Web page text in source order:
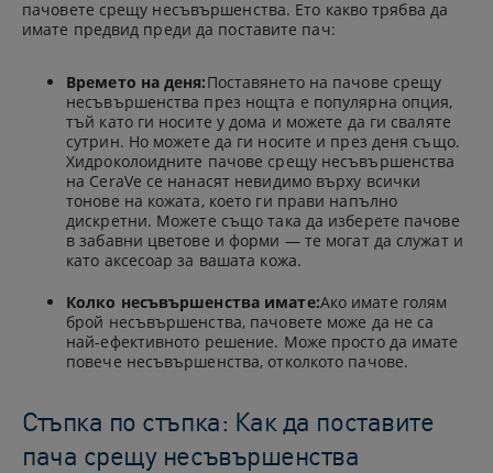
пачовете срещу несъвършенства. Ето какво трябва да
имате предвид преди да поставите пач:
Времето на деня:Поставянето на пачове срещу
несъвършенства през нощта е популярна опция,
тъй като ги носите у дома и можете да ги сваляте
сутрин. Но можете да ги носите и през деня също.
Хидроколоидните пачове срещу несъвършенства
на CeraVe се нанасят невидимо върху всички
тонове на кожата, което ги прави напълно
дискретни. Можете също така да изберете пачове
в забавни цветове и форми — те могат да служат и
като аксесоар за вашата кожа.
Колко несъвършенства имате:Ако имате голям
брой несъвършенства, пачовете може да не са
най-ефективното решение. Може просто да имате
повече несъвършенства, отколкото пачове.
Стъпка по стъпка: Как да поставите
пача срещу несъвършенства